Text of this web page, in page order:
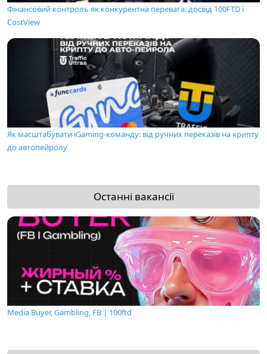
Фінансовий контроль як конкурентна перевага: досвід 100FTD і
CostView
Як масштабувати iGaming-команду: від ручних переказів на крипту
до автопейролу
Останні вакансії
Media Buyer, Gambling, FB | 100ftd